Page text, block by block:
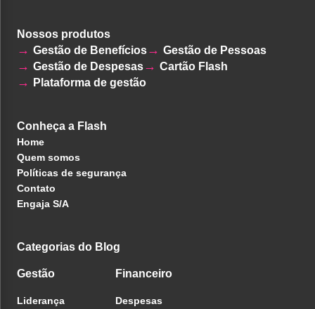
Nossos produtos
Gestão de Benefícios
Gestão de Pessoas
Gestão de Despesas
Cartão Flash
Plataforma de gestão
Conheça a Flash
Home
Quem somos
Políticas de segurança
Contato
Engaja S/A
Categorias do Blog
Gestão
Liderança
Financeiro
Despesas